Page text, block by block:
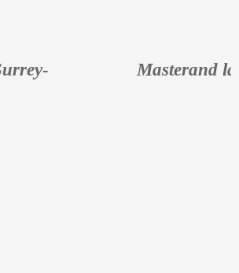
la Universitatea din Oslo-